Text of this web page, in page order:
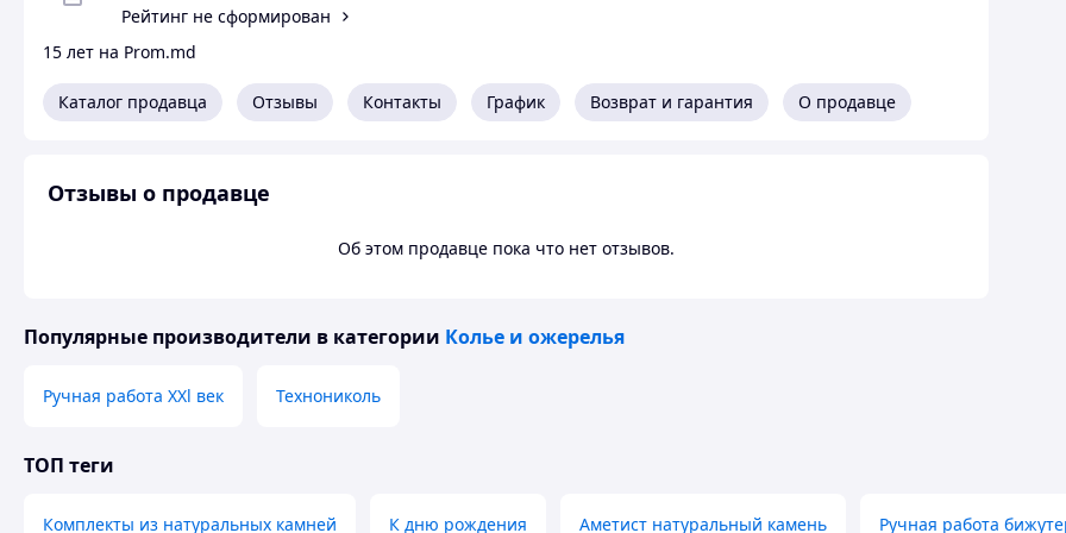
Рейтинг не сформирован
15 лет на Prom.md
Каталог продавца Отзывы Контакты График Возврат и гарантия О продавце
Отзывы о продавце
Об этом продавце пока что нет отзывов.
Популярные производители в категории Колье и ожерелья
Ручная работа XXl век Технониколь
ТОП теги
Комплекты из натуральных камней К дню рождения Аметист натуральный камень Ручная работа